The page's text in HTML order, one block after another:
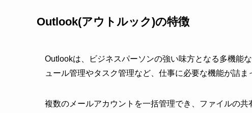
Outlook(アウトルック)の特徴
Outlookは、ビジネスパーソンの強い味方となる多機能
ュール管理やタスク管理など、仕事に必要な機能が詰ま
複数のメールアカウントを一括管理でき、ファイルの